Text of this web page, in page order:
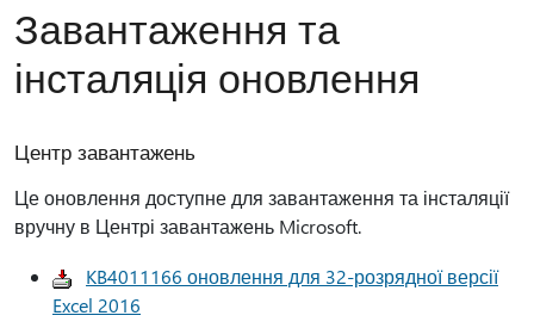
Завантаження та
інсталяція оновлення
Центр завантажень
Це оновлення доступне для завантаження та інсталяції
вручну в Центрі завантажень Microsoft.
KB4011166 оновлення для 32-розрядної версії
Excel 2016